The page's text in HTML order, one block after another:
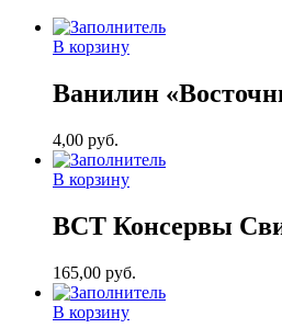
В корзину
Ванилин
4,00 руб.
В корзину
ВСТ Консервы
165,00 руб.
В корзину